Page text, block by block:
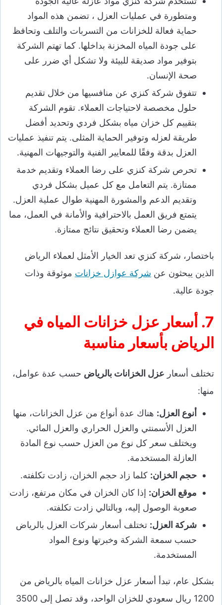
ومتطورة في عمليات العزل ، تضمن هذه المواد
حماية فعالة للخزانات من التسربات والتلف وتحافظ
على جودة المياه المخزنة بداخلها. كما تهتم الشركة
بتوفير مواد صديقة للبيئة ولا تشكل أي ضرر على
صحة الإنسان.
تتفوق شركة كنزي عن منافسيها من خلال تقديم
حلول مخصصة لاحتياجات العملاء. تقوم الشركة
بتقييم كل خزان مياه بشكل فردي وتحديد أفضل
طريقة لعزله وتوفير الحماية المثلى. يتم تنفيذ عمليات
العزل بدقة وفقًا للمعايير الفنية والتوجيهات المهنية.
تحرص شركة كنزي على رضا العملاء وتقديم خدمة
ممتازة. يتم التعامل مع كل عميل بشكل فردي
وتقديم الدعم والمشورة المهنية طوال عملية العزل.
يتمتع فريق العمل بالاحترافية والأمانة في العمل، مما
يضمن رضا العملاء وتحقيق نتائج ممتازة.
باختصار، شركة كنزي تعد الخيار الأمثل لعملاء الرياض
الذين يبحثون عن شركة عوازل خزانات موثوقة وذات
جودة عالية.
7. أسعار عزل خزانات المياه في
الرياض بأسعار مناسبة
تختلف أسعار عزل الخزانات بالرياض حسب عدة عوامل،
منها:
أنوع العزل: هناك عدة أنواع من عزل الخزانات، منها
العزل الأسمنتي والعزل الحراري والعزل المائي.
ويختلف سعر كل نوع من العزل حسب نوع المادة
العازلة المستخدمة.
حجم الخزان: كلما زاد حجم الخزان، زادت تكلفته.
موقع الخزان: إذا كان الخزان في مكان مرتفع، زادت
صعوبة الوصول إليه، وبالتالي زادت تكلفته.
شركة العزل: تختلف أسعار شركات العزل بالرياض
حسب سمعة الشركة وخبرتها ونوع المواد
المستخدمة.
بشكل عام، تبدأ أسعار عزل خزانات المياه بالرياض من
1200 ريال سعودي للخزان الواحد، وقد تصل إلى 3500